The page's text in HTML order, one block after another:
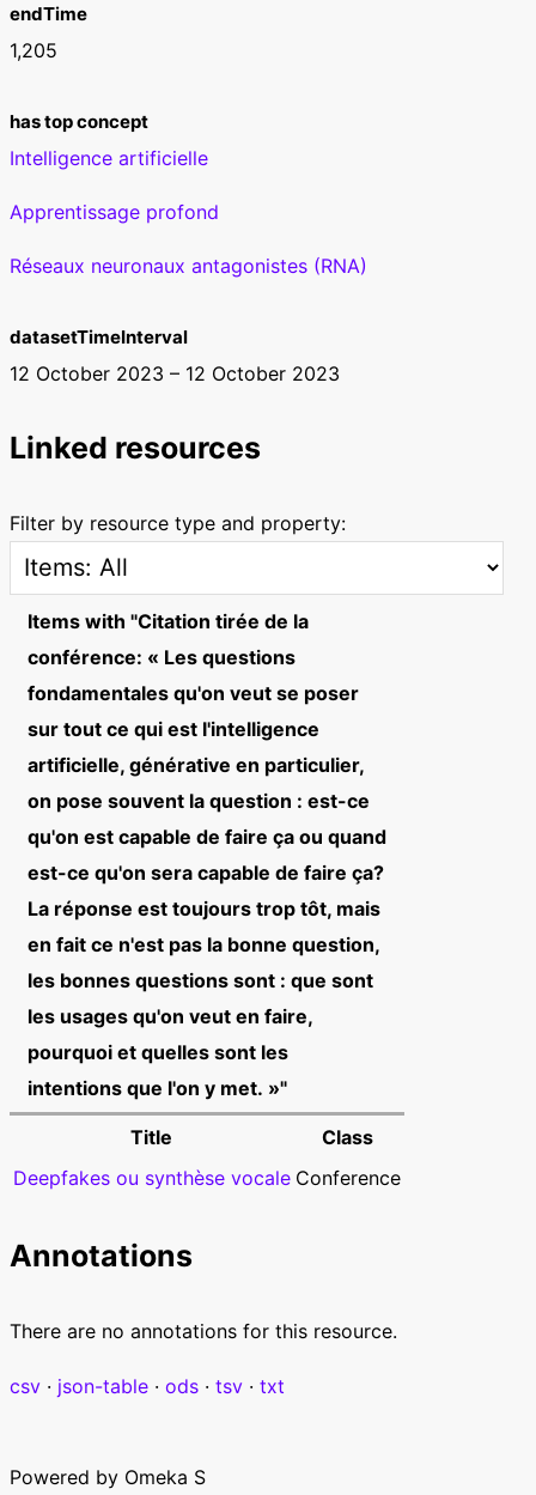
endTime
1,205
has top concept
Intelligence artificielle
Apprentissage profond
Réseaux neuronaux antagonistes (RNA)
datasetTimeInterval
12 October 2023 – 12 October 2023
Linked resources
Filter by resource type and property:
Items with "Citation tirée de la
conférence: « Les questions
fondamentales qu'on veut se poser
sur tout ce qui est l'intelligence
artificielle, générative en particulier,
on pose souvent la question : est-ce
qu'on est capable de faire ça ou quand
est-ce qu'on sera capable de faire ça?
La réponse est toujours trop tôt, mais
en fait ce n'est pas la bonne question,
les bonnes questions sont : que sont
les usages qu'on veut en faire,
pourquoi et quelles sont les
intentions que l'on y met. »"
Title
Class
Deepfakes ou synthèse vocale Conference
Annotations
There are no annotations for this resource.
csv json-table ods tsv txt
Powered by Omeka S